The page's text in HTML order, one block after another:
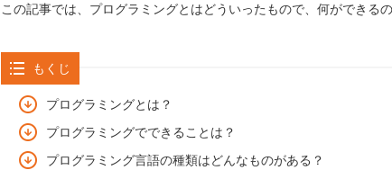
この記事では、プログラミングとはどういったもので、何ができる
もくじ
プログラミングとは？
プログラミングでできることは？
プログラミング言語の種類はどんなものがある？